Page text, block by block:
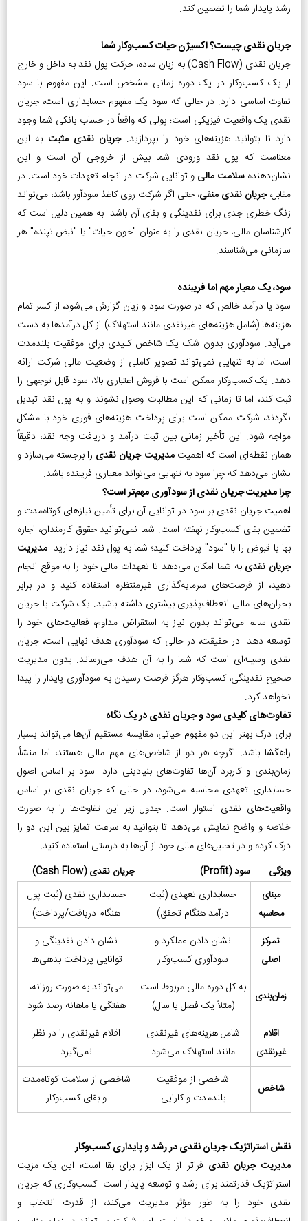
رشد پایدار شما را تضمین کند.
جریان نقدی چیست؟ اکسیژن حیات کسب‌وکار شما
جریان نقدی (Cash Flow) به زبان ساده، حرکت پول نقد به داخل و خارج
از یک کسب‌وکار در یک دوره زمانی مشخص است. این مفهوم با سود
تفاوت اساسی دارد. در حالی که سود یک مفهوم حسابداری است، جریان
نقدی یک واقعیت فیزیکی است؛ پولی که واقعاً در حساب بانکی شما وجود
دارد تا بتوانید هزینه‌های خود را بپردازید.جریان نقدی مثبت به این
معناست که پول نقد ورودی شما بیش از خروجی آن است و این
نشان‌دهندهسلامت مالی و توانایی شرکت در انجام تعهدات خود است. در
مقابل،جریان نقدی منفی، حتی اگر شرکت روی کاغذ سودآور باشد، می‌تواند
زنگ خطری جدی برای نقدینگی و بقای آن باشد. به همین دلیل است که
کارشناسان مالی، جریان نقدی را به عنوان "خون حیات" یا "نبض تپنده" هر
سازمانی می‌شناسند.
سود، یک معیار مهم اما فریبنده
سود یا درآمد خالص که در صورت سود و زیان گزارش می‌شود، از کسر تمام
هزینه‌ها (شامل هزینه‌های غیرنقدی مانند استهلاک) از کل درآمدها به دست
می‌آید. سودآوری بدون شک یک شاخص کلیدی برای موفقیت بلندمدت
است، اما به تنهایی نمی‌تواند تصویر کاملی از وضعیت مالی شرکت ارائه
دهد. یک کسب‌وکار ممکن است با فروش اعتباری بالا، سود قابل توجهی را
ثبت کند، اما تا زمانی که این مطالبات وصول نشوند و به پول نقد تبدیل
نگردند، شرکت ممکن است برای پرداخت هزینه‌های فوری خود با مشکل
مواجه شود. این تأخیر زمانی بین ثبت درآمد و دریافت وجه نقد، دقیقاً
همان نقطه‌ای است که اهمیتمدیریت جریان نقدی را برجسته می‌سازد و
نشان می‌دهد که چرا سود به تنهایی می‌تواند معیاری فریبنده باشد.
چرا مدیریت جریان نقدی از سودآوری مهم‌تر است؟
اهمیت جریان نقدی بر سود در توانایی آن برای تأمین نیازهای کوتاه‌مدت و
تضمین بقای کسب‌وکار نهفته است. شما نمی‌توانید حقوق کارمندان، اجاره
بها یا قبوض را با "سود" پرداخت کنید؛ شما به پول نقد نیاز دارید. مدیریت
جریان نقدی به شما امکان می‌دهد تا تعهدات مالی خود را به موقع انجام
دهید، از فرصت‌های سرمایه‌گذاری غیرمنتظره استفاده کنید و در برابر
بحران‌های مالی انعطاف‌پذیری بیشتری داشته باشید. یک شرکت با جریان
نقدی سالم می‌تواند بدون نیاز به استقراض مداوم، فعالیت‌های خود را
توسعه دهد. در حقیقت، در حالی که سودآوری هدف نهایی است، جریان
نقدی وسیله‌ای است که شما را به آن هدف می‌رساند. بدون مدیریت
صحیح نقدینگی، کسب‌وکار هرگز فرصت رسیدن به سودآوری پایدار را پیدا
نخواهد کرد.
تفاوت‌های کلیدی سود و جریان نقدی در یک نگاه
برای درک بهتر این دو مفهوم حیاتی، مقایسه مستقیم آن‌ها می‌تواند بسیار
راهگشا باشد. اگرچه هر دو از شاخص‌های مهم مالی هستند، اما منشأ،
زمان‌بندی و کاربرد آن‌ها تفاوت‌های بنیادینی دارد. سود بر اساس اصول
حسابداری تعهدی محاسبه می‌شود، در حالی که جریان نقدی بر اساس
واقعیت‌های نقدی استوار است. جدول زیر این تفاوت‌ها را به صورت
خلاصه و واضح نمایش می‌دهد تا بتوانید به سرعت تمایز بین این دو را
درک کرده و در تحلیل‌های مالی خود از آن‌ها به درستی استفاده کنید.
ویژگی
سود (Profit) جریان نقدی (Cash Flow)
مبنای
محاسبه
حسابداری تعهدی (ثبت
درآمد هنگام تحقق)
حسابداری نقدی (ثبت پول
هنگام دریافت/پرداخت)
تمرکز
اصلی
نشان دادن عملکرد و
سودآوری کسب‌وکار
نشان دادن نقدینگی و
توانایی پرداخت بدهی‌ها
زمان‌بندی
به کل دوره مالی مربوط است
(مثلاً یک فصل یا سال)
می‌تواند به صورت روزانه،
هفتگی یا ماهانه رصد شود
اقلام
غیرنقدی
شامل هزینه‌های غیرنقدی
مانند استهلاک می‌شود
اقلام غیرنقدی را در نظر
نمی‌گیرد
شاخص
شاخصی از موفقیت
بلندمدت و کارایی
شاخصی از سلامت کوتاه‌مدت
و بقای کسب‌وکار
نقش استراتژیک جریان نقدی در رشد و پایداری کسب‌وکار
مدیریت جریان نقدی فراتر از یک ابزار برای بقا است؛ این یک مزیت
استراتژیک قدرتمند برای رشد و توسعه پایدار است. کسب‌وکاری که جریان
نقدی خود را به طور مؤثر مدیریت می‌کند، از قدرت انتخاب و